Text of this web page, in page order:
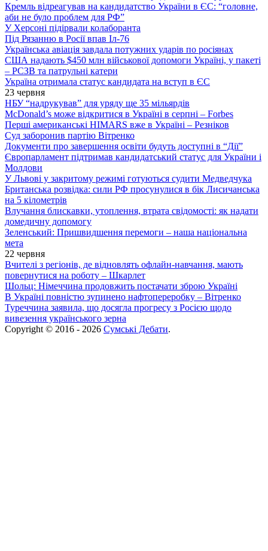
Кремль відреагував на кандидатство України в ЄС: “головне,
аби не було проблем для РФ”
У Херсоні підірвали колаборанта
Під Рязанню в Росії впав Іл-76
Українська авіація завдала потужних ударів по росіянах
США надають $450 млн військової допомоги Україні, у пакеті
– РСЗВ та патрульні катери
Україна отримала статус кандидата на вступ в ЄС
23 червня
НБУ “надрукував” для уряду ще 35 мільярдів
McDonald’s може відкритися в Україні в серпні – Forbes
Перші американські HIMARS вже в Україні – Резніков
Суд заборонив партію Вітренко
Документи про завершення освіти будуть доступні в “Дії”
Європарламент підтримав кандидатський статус для України і
Молдови
У Львові у закритому режимі готуються судити Медведчука
Британська розвідка: сили РФ просунулися в бік Лисичанська
на 5 кілометрів
Влучання блискавки, утоплення, втрата свідомості: як надати
домедичну допомогу
Зеленський: Пришвидшення перемоги – наша національна
мета
22 червня
Вчителі з регіонів, де відновлять офлайн-навчання, мають
повернутися на роботу – Шкарлет
Шольц: Німеччина продовжить постачати зброю Україні
В Україні повністю зупинено нафтопереробку – Вітренко
Туреччина заявила, що досягла прогресу з Росією щодо
вивезення українського зерна
Copyright © 2016 - 2026 Сумські Дебати.